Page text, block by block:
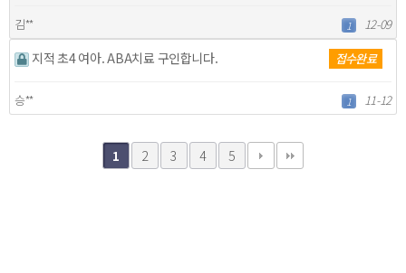
김** 1 12-09
지적 초4 여아. ABA치료 구인합니다. 접수완료
승** 1 11-12
1 2 3 4 5